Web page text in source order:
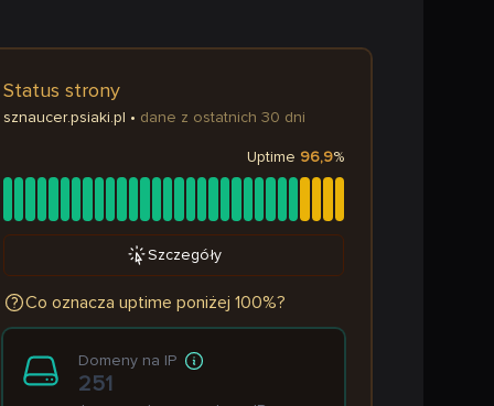
Status strony
sznaucer.psiaki.pl • dane z ostatnich 30 dni
Uptime 96,9%
Szczegóły
Co oznacza uptime poniżej 100%?
Domeny na IP
251